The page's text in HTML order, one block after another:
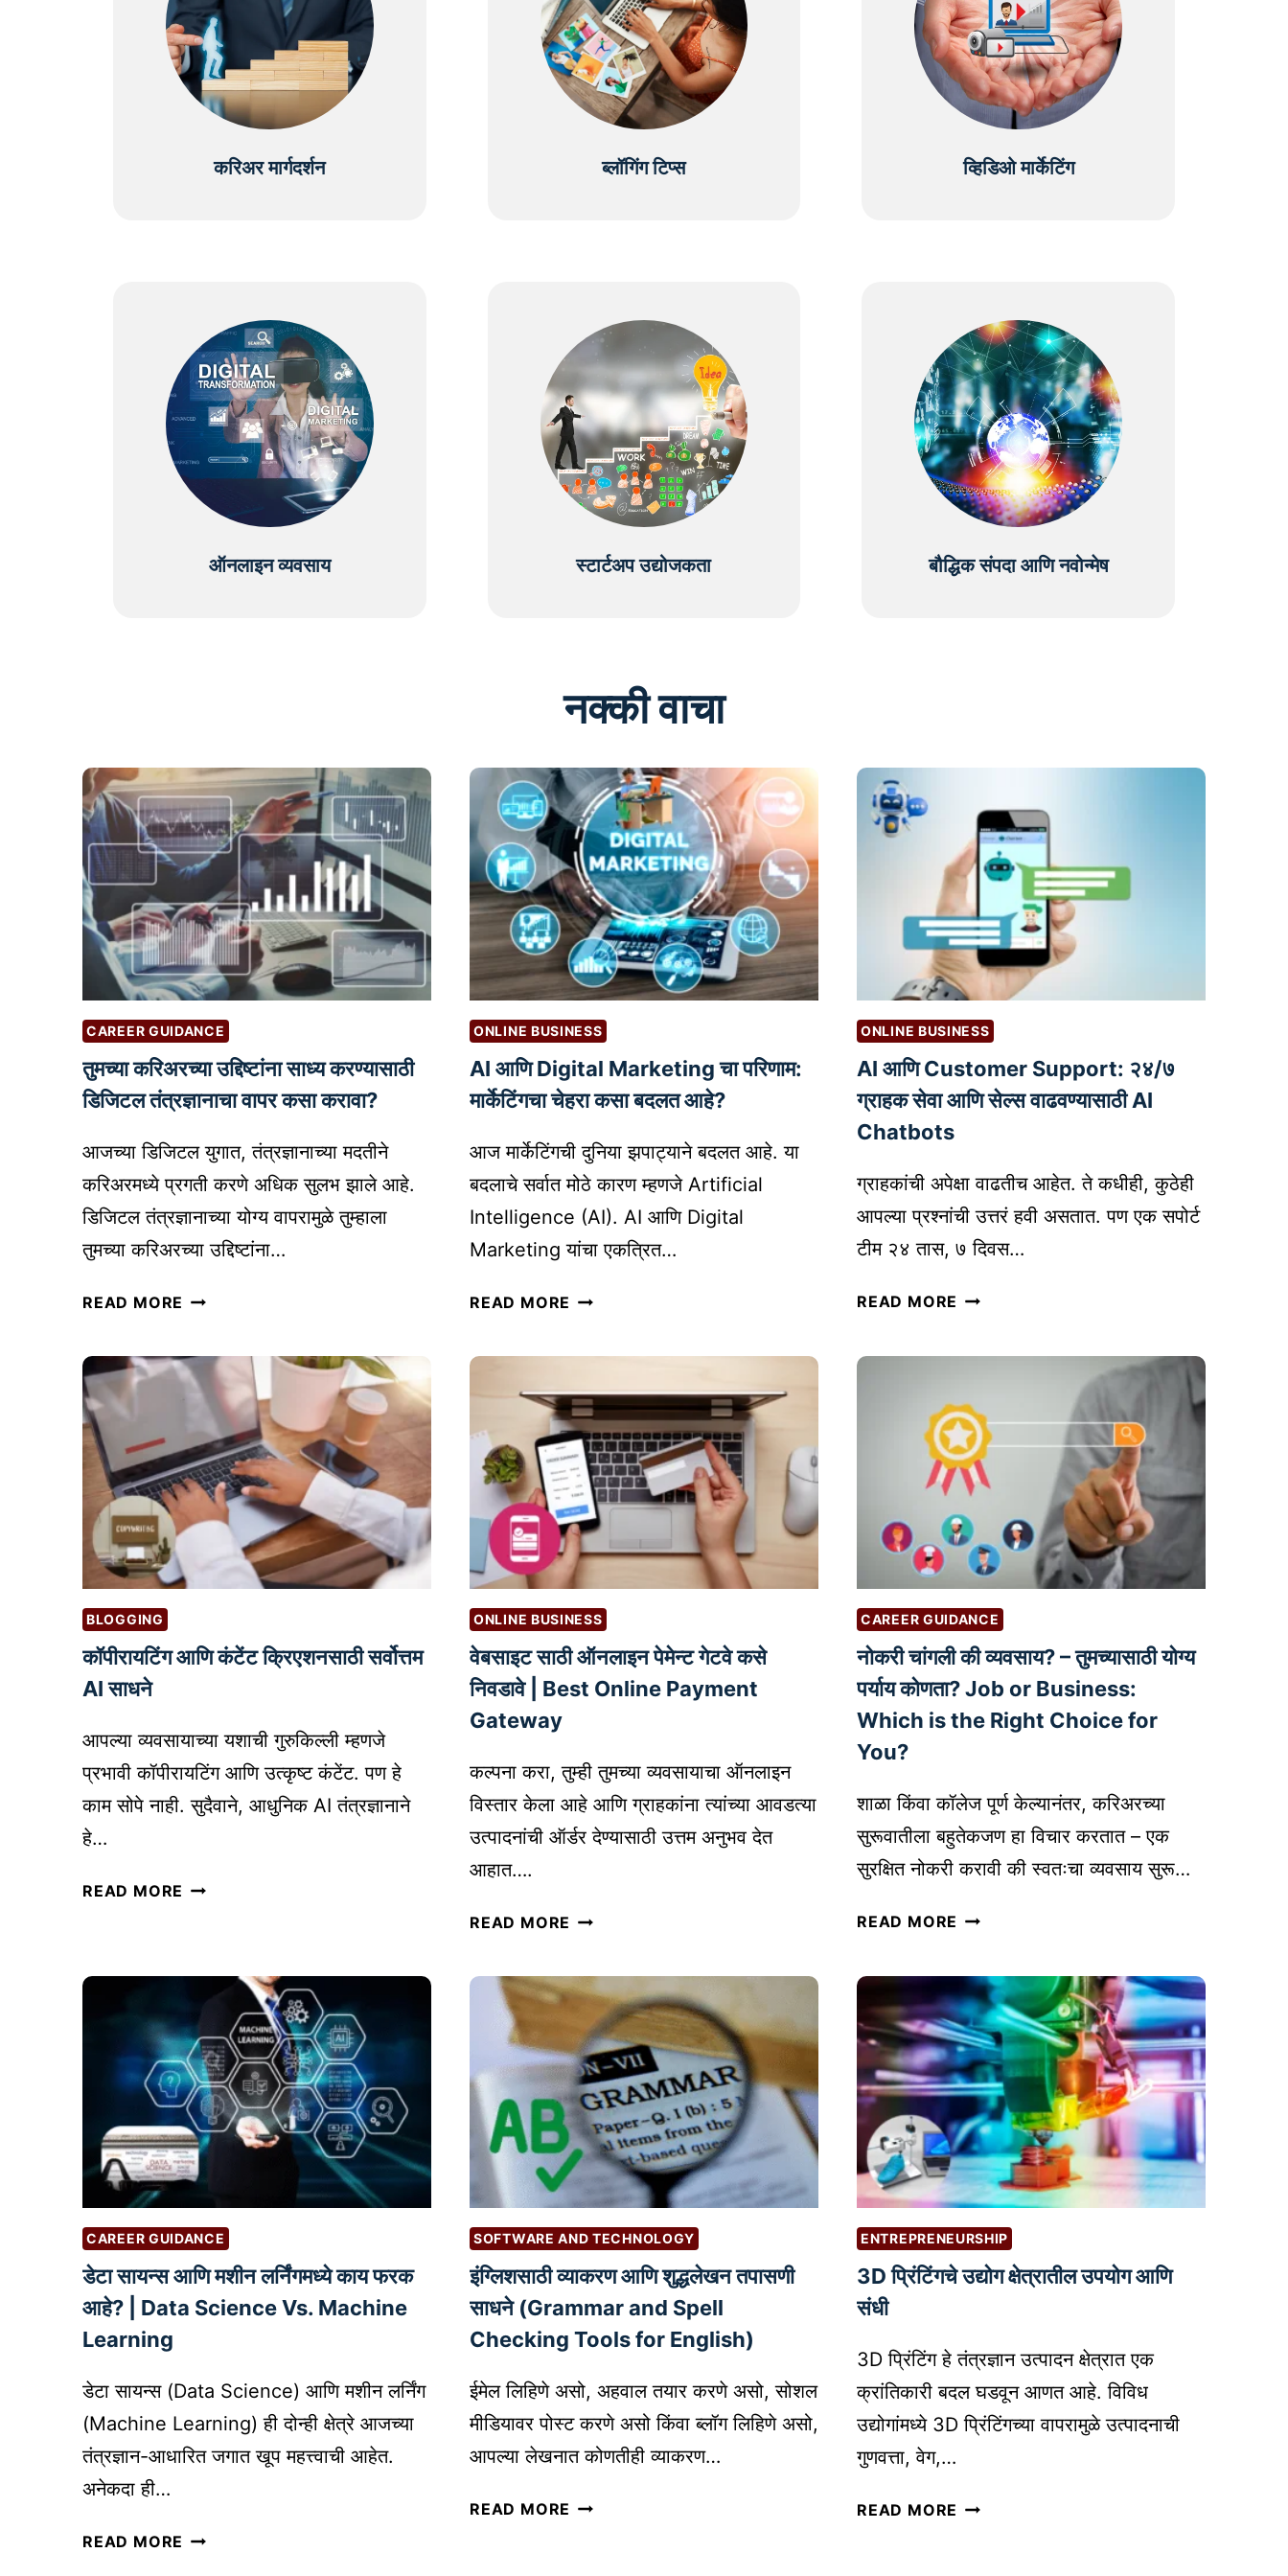
करिअर मार्गदर्शन ब्लॉगिंग टिप्स व्हिडिओ मार्केटिंग
ऑनलाइन व्यवसाय स्टार्टअप उद्योजकता बौद्धिक संपदा आणि नवोन्मेष
नक्की वाचा
CAREER GUIDANCE
तुमच्या करिअरच्या उद्दिष्टांना साध्य करण्यासाठी
डिजिटल तंत्रज्ञानाचा वापर कसा करावा?
आजच्या डिजिटल युगात, तंत्रज्ञानाच्या मदतीने
करिअरमध्ये प्रगती करणे अधिक सुलभ झाले आहे.
डिजिटल तंत्रज्ञानाच्या योग्य वापरामुळे तुम्हाला
तुमच्या करिअरच्या उद्दिष्टांना…
READ MORE तु
क
र
च्या
द्दि
ना
क
सा
ठी
जि
तं
वा
प
र
क
सा
क
रा
?
ONLINE BUSINESS
AI आणि Digital Marketing चा परिणाम:
मार्केटिंगचा चेहरा कसा बदलत आहे?
आज मार्केटिंगची दुनिया झपाट्याने बदलत आहे. या
बदलाचे सर्वात मोठे कारण म्हणजे Artificial
Intelligence (AI). AI आणि Digital
Marketing यांचा एकत्रित…
READ MORE A
D
I
G
I
T
A
L
M
A
R
K
E
N
G
चा
प
म
र्के
ग
चा
चे
ह
रा
क
सा
ब
द
ल
त
आ
?
ONLINE BUSINESS
AI आणि Customer Support: २४/७
ग्राहक सेवा आणि सेल्स वाढवण्यासाठी AI
Chatbots
ग्राहकांची अपेक्षा वाढतीच आहेत. ते कधीही, कुठेही
आपल्या प्रश्नांची उत्तरं हवी असतात. पण एक सपोर्ट
टीम २४ तास, ७ दिवस…
READ MORE A
C
U
S
T
O
M
E
S
U
P
P
O
R
२
४
/
ग्रा
से
वा
आ
णि
से
ल्स
वा
ढ
व
ण्या
सा
ठी
C
H
T
T
BLOGGING
कॉपीरायटिंग आणि कंटेंट क्रिएशनसाठी सर्वोत्तम
AI साधने
आपल्या व्यवसायाच्या यशाची गुरुकिल्ली म्हणजे
प्रभावी कॉपीरायटिंग आणि उत्कृष्ट कंटेंट. पण हे
काम सोपे नाही. सुदैवाने, आधुनिक AI तंत्रज्ञानाने
हे…
READ MORE कॉ
आ
णि
कं
टें
ट
क्रि
न
सा
ठी
म
A
I
ONLINE BUSINESS
वेबसाइट साठी ऑनलाइन पेमेन्ट गेटवे कसे
निवडावे | Best Online Payment
Gateway
कल्पना करा, तुम्ही तुमच्या व्यवसायाचा ऑनलाइन
विस्तार केला आहे आणि ग्राहकांना त्यांच्या आवडत्या
उत्पादनांची ऑर्डर देण्यासाठी उत्तम अनुभव देत
आहात….
READ MORE वे
इ
सा
ठी
ऑ
ला
इ
न
पे
मे
न्ट
गे
ट
क
नि
व
वे
CAREER GUIDANCE
नोकरी चांगली की व्यवसाय? – तुमच्यासाठी योग्य
पर्याय कोणता? Job or Business:
Which is the Right Choice for
You?
शाळा किंवा कॉलेज पूर्ण केल्यानंतर, करिअरच्या
सुरूवातीला बहुतेकजण हा विचार करतात – एक
सुरक्षित नोकरी करावी की स्वतःचा व्यवसाय सुरू…
READ MORE नो
चां
ग
ली
की
व्य
व
सा
य
?
–
तु
म
ठी
प
को
CAREER GUIDANCE
डेटा सायन्स आणि मशीन लर्निंगमध्ये काय फरक
आहे? | Data Science Vs. Machine
Learning
डेटा सायन्स (Data Science) आणि मशीन लर्निंग
(Machine Learning) ही दोन्ही क्षेत्रे आजच्या
तंत्रज्ञान-आधारित जगात खूप महत्त्वाची आहेत.
अनेकदा ही…
READ MORE डे
SOFTWARE AND TECHNOLOGY
इंग्लिशसाठी व्याकरण आणि शुद्धलेखन तपासणी
साधने (Grammar and Spell
Checking Tools for English)
ईमेल लिहिणे असो, अहवाल तयार करणे असो, सोशल
मीडियावर पोस्ट करणे असो किंवा ब्लॉग लिहिणे असो,
आपल्या लेखनात कोणतीही व्याकरण…
READ MORE
ENTREPRENEURSHIP
3D प्रिंटिंगचे उद्योग क्षेत्रातील उपयोग आणि
संधी
3D प्रिंटिंग हे तंत्रज्ञान उत्पादन क्षेत्रात एक
क्रांतिकारी बदल घडवून आणत आहे. विविध
उद्योगांमध्ये 3D प्रिंटिंगच्या वापरामुळे उत्पादनाची
गुणवत्ता, वेग,…
READ MORE 3